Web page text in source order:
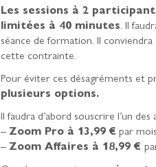
Les sessions à 2
limitées à 40 minutes. Il
séance de formation. Il
cette contrainte.
Pour éviter ces désagréments et
plusieurs options.
Il faudra d’abord souscrire l’un
–Zoom Pro à 13,99 € par
–Zoom Affaires à 18,99 €